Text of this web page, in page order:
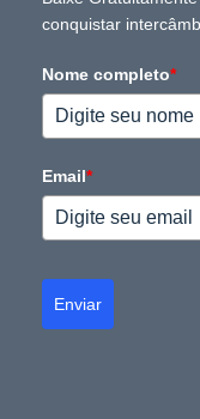
conquistar
Nome completo*
Email*
Enviar